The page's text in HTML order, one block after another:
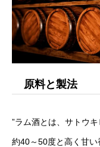
原料と製法
”ラム酒とは、サトウ
約40～50度と高く甘